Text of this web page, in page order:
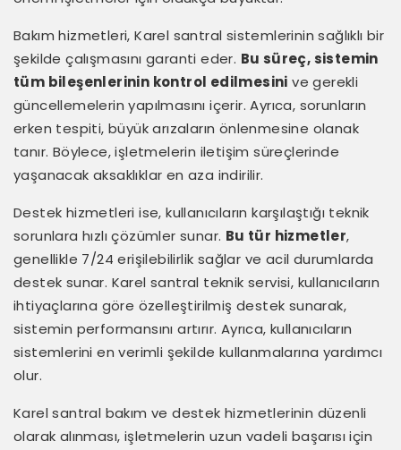
Bakım hizmetleri, Karel santral sistemlerinin sağlıklı bir
şekilde çalışmasını garanti eder. Bu süreç, sistemin
tüm bileşenlerinin kontrol edilmesini ve gerekli
güncellemelerin yapılmasını içerir. Ayrıca, sorunların
erken tespiti, büyük arızaların önlenmesine olanak
tanır. Böylece, işletmelerin iletişim süreçlerinde
yaşanacak aksaklıklar en aza indirilir.
Destek hizmetleri ise, kullanıcıların karşılaştığı teknik
sorunlara hızlı çözümler sunar. Bu tür hizmetler,
genellikle 7/24 erişilebilirlik sağlar ve acil durumlarda
destek sunar. Karel santral teknik servisi, kullanıcıların
ihtiyaçlarına göre özelleştirilmiş destek sunarak,
sistemin performansını artırır. Ayrıca, kullanıcıların
sistemlerini en verimli şekilde kullanmalarına yardımcı
olur.
Karel santral bakım ve destek hizmetlerinin düzenli
olarak alınması, işletmelerin uzun vadeli başarısı için